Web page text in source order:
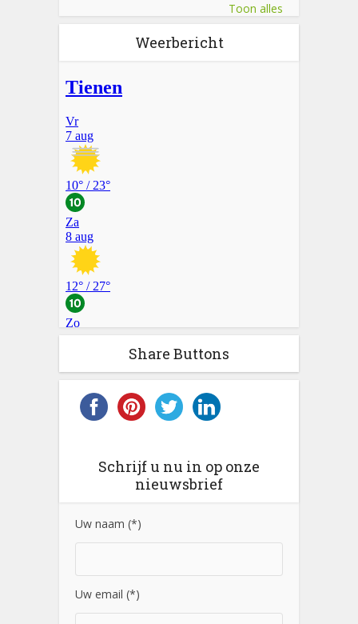
Toon alles
Weerbericht
Share Buttons
Schrijf u nu in op onze
nieuwsbrief
Uw naam (*)
Uw email (*)